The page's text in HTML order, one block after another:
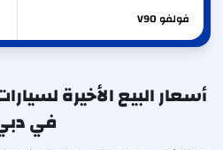
فولفوV90
أسعار البيع الأخيرة
في